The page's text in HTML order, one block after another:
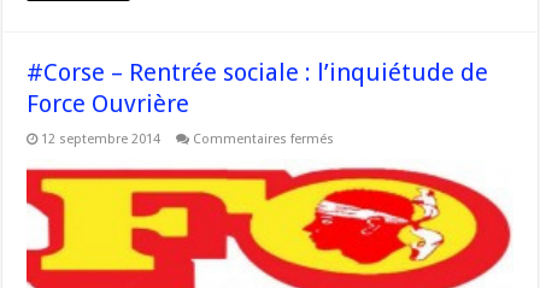
#Corse – Rentrée sociale : l’inquiétude de
Force Ouvrière
12 septembre 2014 Commentaires fermés
–
Rentrée
sociale
:
l’inquiétude
de
Force
Ouvrière